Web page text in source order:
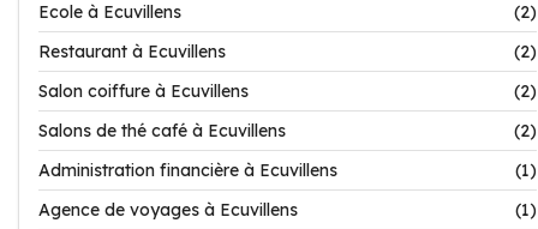
Ecole à Ecuvillens
(2)
Restaurant à Ecuvillens
(2)
Salon coiffure à Ecuvillens
(2)
Salons de thé café à Ecuvillens
(2)
Administration financière à Ecuvillens
(1)
Agence de voyages à Ecuvillens
(1)